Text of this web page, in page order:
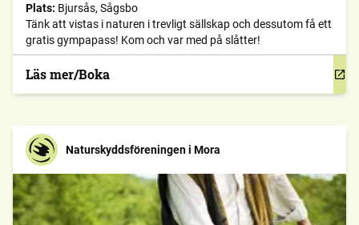
Plats: Bjursås, Sågsbo
Tänk att vistas i naturen i trevligt sällskap och dessutom få ett
gratis gympapass! Kom och var med på slåtter!
Läs mer/Boka
Naturskyddsföreningen i Mora